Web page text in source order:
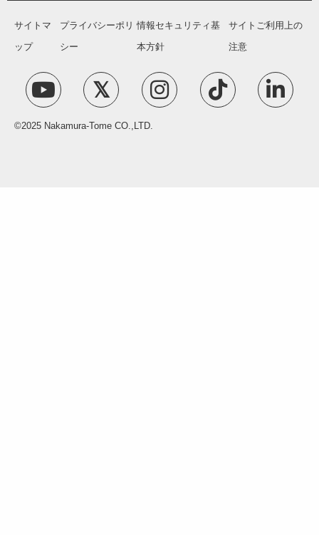
サイトマ
ップ
プライバシーポリ
シー
情報セキュリティ基
本方針
サイトご利用上の
注意
©2025 Nakamura-Tome CO.,LTD.